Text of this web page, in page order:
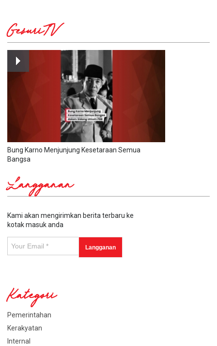
GesuriTV
Bung Karno Menjunjung Kesetaraan Semua
Bangsa
Langganan
Kami akan mengirimkan berita terbaru ke
kotak masuk anda
Kategori
Pemerintahan
Kerakyatan
Internal